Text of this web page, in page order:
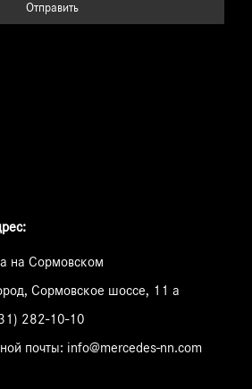
Отправить
на Сормовском
Сормовское шоссе, 11 а
282-10-10
почты: info@mercedes-nn.com